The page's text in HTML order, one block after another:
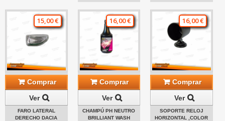
15,00 €
Comprar
Ver
FARO LATERAL
DERECHO DACIA
16,00 €
Comprar
Ver
CHAMPÚ PH NEUTRO
BRILLIANT WASH
16,00 €
Comprar
Ver
SOPORTE RELOJ
HORIZONTAL ,COLOR